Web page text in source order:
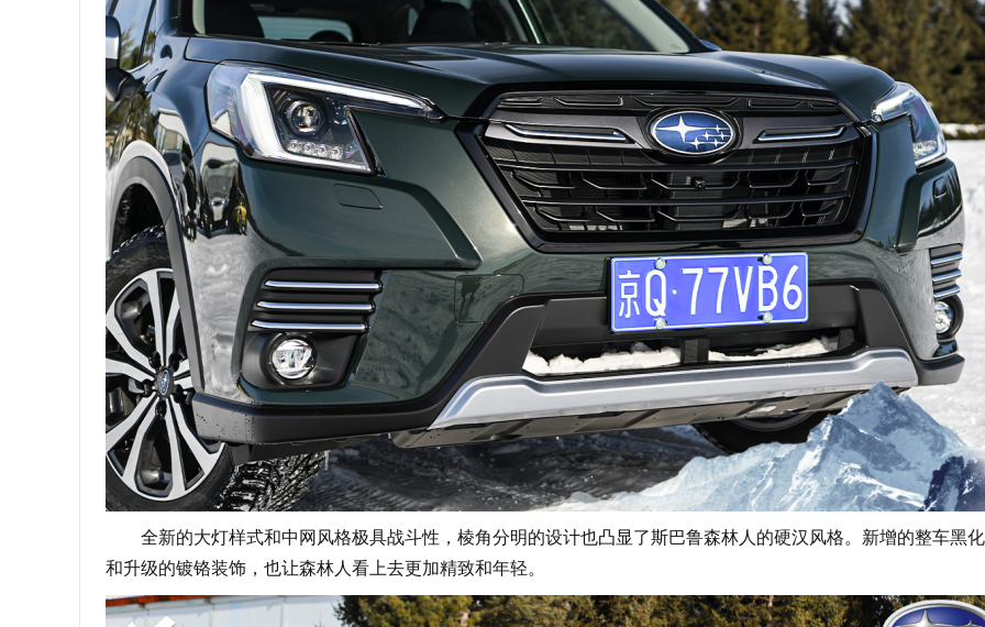
全新的大灯样式和中网风格极具战斗性，棱角分明的设计也凸显了斯巴鲁森林人的硬汉风格。新增的整车黑
和升级的镀铬装饰，也让森林人看上去更加精致和年轻。